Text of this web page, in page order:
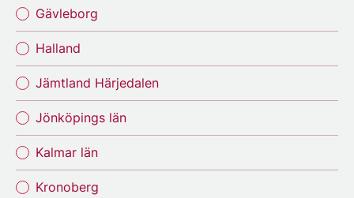
Gävleborg
Halland
Jämtland Härjedalen
Jönköpings län
Kalmar län
Kronoberg